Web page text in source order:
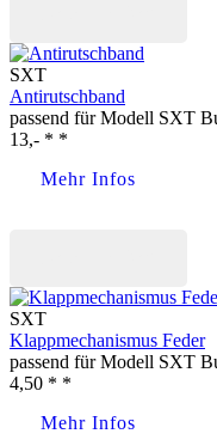
SXT
Antirutschband
passend für Modell SXT
13,- * *
Mehr Infos
SXT
Klappmechanismus Feder
passend für Modell SXT
4,50 * *
Mehr Infos